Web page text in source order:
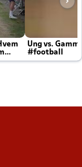
Ung vs.
#football